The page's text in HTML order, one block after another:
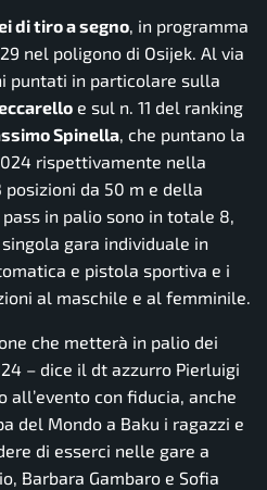
di tiro a segno, in programma
nel poligono di Osijek. Al via
puntati in particolare sulla
e sul n. 11 del ranking
Spinella, che puntano la
rispettivamente nella
da 50 m e della
in palio sono in totale 8,
gara individuale in
e pistola sportiva e i
al maschile e al femminile.
che metterà in palio dei
– dice il dt azzurro Pierluigi
all’evento con fiducia, anche
del Mondo a Baku i ragazzi e
di esserci nelle gare a
Barbara Gambaro e Sofia